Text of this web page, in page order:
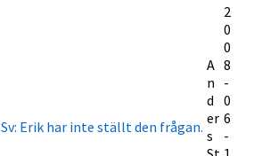
Sv: Erik har inte ställt den frågan.
A
n
d
er
s
2
0
0
8
-
0
6
-